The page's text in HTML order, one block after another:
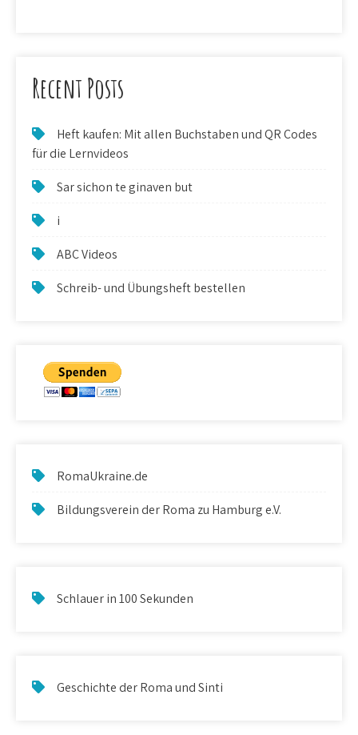
Recent Posts
Heft kaufen: Mit allen Buchstaben und QR Codes
für die Lernvideos
Sar sichon te ginaven but
i
ABC Videos
Schreib- und Übungsheft bestellen
RomaUkraine.de
Bildungsverein der Roma zu Hamburg e.V.
Schlauer in 100 Sekunden
Geschichte der Roma und Sinti